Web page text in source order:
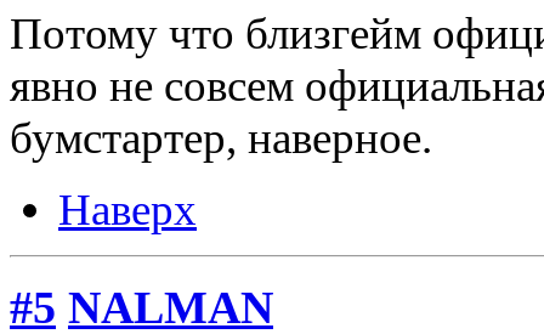
Потому что близгейм
явно не совсем
бумстартер, наверное.
Наверх
#5 NALMAN